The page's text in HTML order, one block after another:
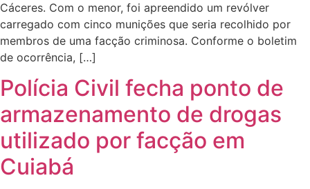
Cáceres. Com o menor, foi apreendido um revólver
carregado com cinco munições que seria recolhido por
membros de uma facção criminosa. Conforme o boletim
de ocorrência, […]
Polícia Civil fecha ponto de
armazenamento de drogas
utilizado por facção em
Cuiabá